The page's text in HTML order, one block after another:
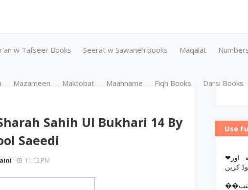
w Tafseer Books Seerat w Sawaneh books Maqalat
Mazameen Maktobat Maahname Fiqh Books Darsi Books
Sahih Ul Bukhari 14 By
Saeedi
11:12 PM
Use
❤مختلف عنوانات پر کتب آن لائن مطالعہ اور